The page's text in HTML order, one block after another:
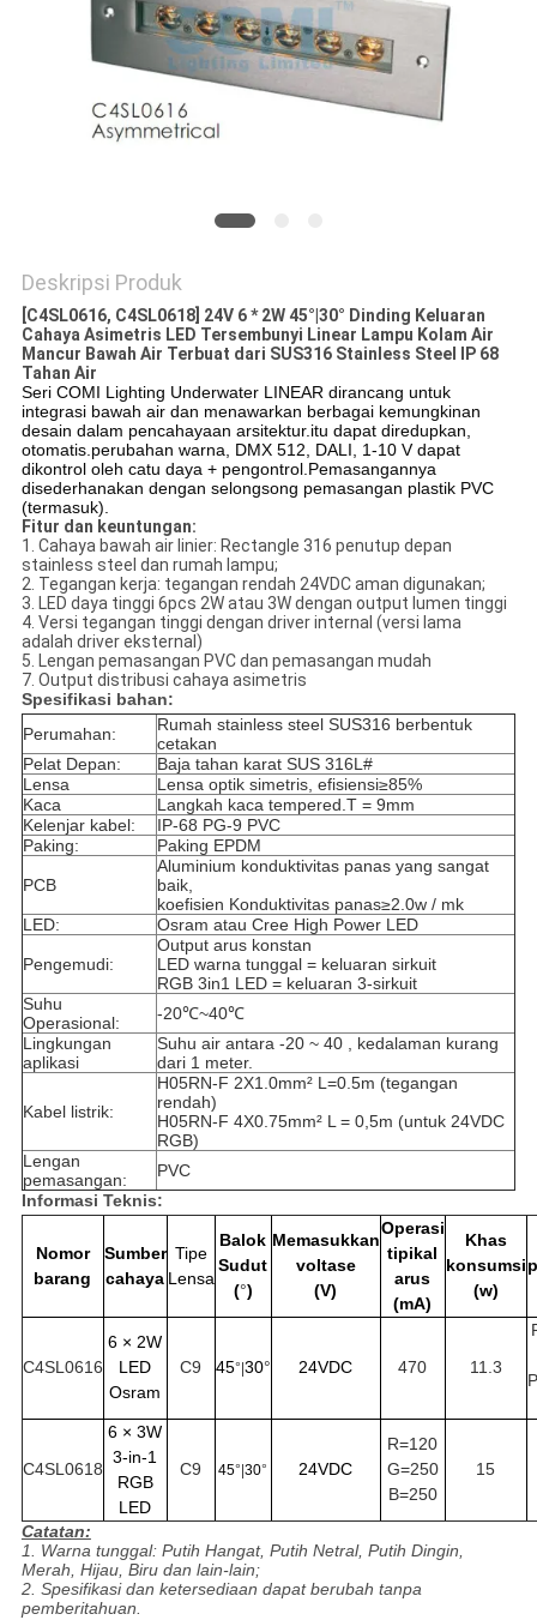
Deskripsi Produk
[C4SL0616, C4SL0618] 24V 6 * 2W 45°|30° Dinding Keluaran
Cahaya Asimetris LED Tersembunyi Linear Lampu Kolam Air
Mancur Bawah Air Terbuat dari SUS316 Stainless Steel IP 68
Tahan Air
Seri COMI Lighting Underwater LINEAR dirancang untuk
integrasi bawah air dan menawarkan berbagai kemungkinan
desain dalam pencahayaan arsitektur.itu dapat diredupkan,
otomatis.perubahan warna, DMX 512, DALI, 1-10 V dapat
dikontrol oleh catu daya + pengontrol.Pemasangannya
disederhanakan dengan selongsong pemasangan plastik PVC
(termasuk).
Fitur dan keuntungan:
1. Cahaya bawah air linier: Rectangle 316 penutup depan
stainless steel dan rumah lampu;
2. Tegangan kerja: tegangan rendah 24VDC aman digunakan;
3. LED daya tinggi 6pcs 2W atau 3W dengan output lumen tinggi
4. Versi tegangan tinggi dengan driver internal (versi lama
adalah driver eksternal)
5. Lengan pemasangan PVC dan pemasangan mudah
7. Output distribusi cahaya asimetris
Spesifikasi bahan:
Perumahan:
Rumah stainless steel SUS316 berbentuk
cetakan
Pelat Depan:
Baja tahan karat SUS 316L#
Lensa
Lensa optik simetris, efisiensi≥85%
Kaca
Langkah kaca tempered.T = 9mm
Kelenjar kabel:
IP-68 PG-9 PVC
Paking:
Paking EPDM
PCB
Aluminium konduktivitas panas yang sangat
baik,
koefisien Konduktivitas panas≥2.0w / mk
LED:
Osram atau Cree High Power LED
Pengemudi:
Output arus konstan
LED warna tunggal = keluaran sirkuit
RGB 3in1 LED = keluaran 3-sirkuit
Suhu
Operasional:
-20℃~40℃
Lingkungan
aplikasi
Suhu air antara -20 ~ 40 , kedalaman kurang
dari 1 meter.
Kabel listrik:
H05RN-F 2X1.0mm² L=0.5m (tegangan
rendah)
H05RN-F 4X0.75mm² L = 0,5m (untuk 24VDC
RGB)
Lengan
pemasangan:
PVC
Informasi Teknis:
Nomor
barang
Sumber
cahaya
Tipe
Lensa
Balok
Sudut
(°)
Memasukkan
voltase
(V)
Operasi
tipikal
arus
(mA)
Khas
konsumsi
(w)
C4SL0616
6 × 2W
LED
Osram
C9 45°| 30° 24VDC 470 11.3
C4SL0618
6 × 3W
3-in-1
RGB
LED
C9 45°|30° 24VDC
R=120
G=250
B=250
15
Catatan:
1. Warna tunggal: Putih Hangat, Putih Netral, Putih Dingin,
Merah, Hijau, Biru dan lain-lain;
2. Spesifikasi dan ketersediaan dapat berubah tanpa
pemberitahuan.